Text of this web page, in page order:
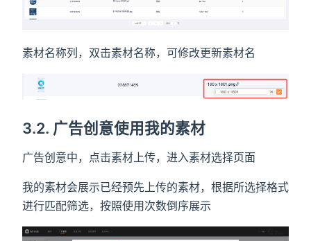
素材名称列，双击素材名称，可修改更新素材名
3.2. 广告创意使用我的素材
广告创意中，点击素材上传，进入素材选择页面
我的素材会展示已经预先上传的素材，根据所选择格式
进行匹配筛选，按照使用次数倒序展示